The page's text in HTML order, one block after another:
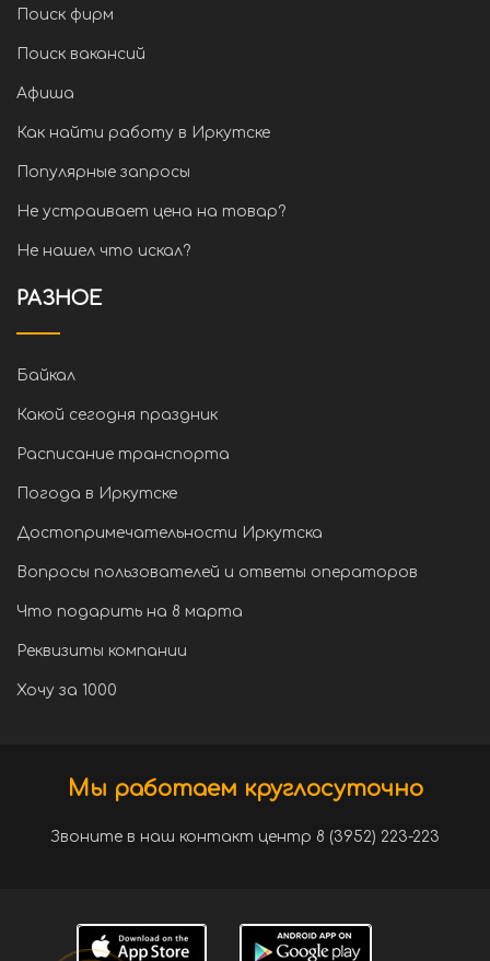
Поиск фирм
Поиск вакансий
Афиша
Как найти работу в Иркутске
Популярные запросы
Не устраивает цена на товар?
Не нашел что искал?
РАЗНОЕ
Байкал
Какой сегодня праздник
Расписание транспорта
Погода в Иркутске
Достопримечательности Иркутска
Вопросы пользователей и ответы операторов
Что подарить на 8 марта
Реквизиты компании
Хочу за 1000
Мы работаем круглосуточно
Звоните в наш контакт центр 8 (3952) 223-223